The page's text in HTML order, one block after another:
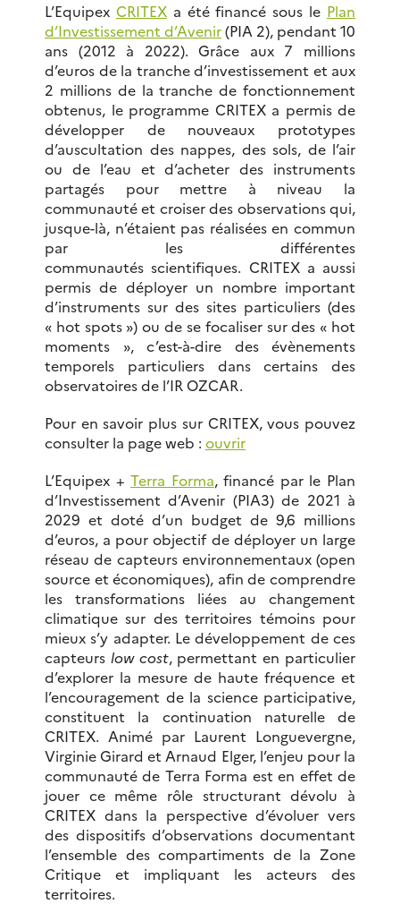
L’Equipex CRITEXa été financé sous le Plan
d’Investissement d’Avenir(PIA 2), pendant 10
ans (2012 à 2022). Grâce aux 7 millions
d’euros de la tranche d’investissement et aux
2 millions de la tranche de fonctionnement
obtenus, le programme CRITEX a permis de
développer de nouveaux prototypes
d’auscultation des nappes, des sols, de l’air
ou de l’eau et d’acheter des instruments
partagés pour mettre à niveau la
communauté et croiser des observations qui,
jusque-là, n’étaient pas réalisées en commun
par les différentes
communautés scientifiques. CRITEX a aussi
permis de déployer un nombre important
d’instruments sur des sites particuliers (des
« hot spots ») ou de se focaliser sur des « hot
moments », c’est-à-dire des évènements
temporels particuliers dans certains des
observatoires de l’IR OZCAR.
Pour en savoir plus sur CRITEX, vous pouvez
consulter la page web : ouvrir
L’Equipex +Terra Forma, financé par le Plan
d’Investissement d’Avenir (PIA3) de 2021 à
2029 et doté d’un budget de 9,6 millions
d’euros, a pour objectif de déployer un large
réseau de capteurs environnementaux (open
source et économiques), afin de comprendre
les transformations liées au changement
climatique sur des territoires témoins pour
mieux s’y adapter. Le développement de ces
capteurs low cost, permettant en particulier
d’explorer la mesure de haute fréquence et
l’encouragement de la science participative,
constituent la continuation naturelle de
CRITEX. Animé par Laurent Longuevergne,
Virginie Girard et Arnaud Elger, l’enjeu pour la
communauté de Terra Forma est en effet de
jouer ce même rôle structurant dévolu à
CRITEX dans la perspective d’évoluer vers
des dispositifs d’observations documentant
l’ensemble des compartiments de la Zone
Critique et impliquant les acteurs des
territoires.